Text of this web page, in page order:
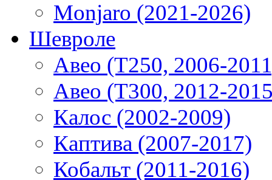
Monjaro (2021-2026)
Шевроле
Авео (T250, 2006-
Авео (T300, 2012-
Калос (2002-2009)
Каптива (2007-2017)
Кобальт (2011-2016)